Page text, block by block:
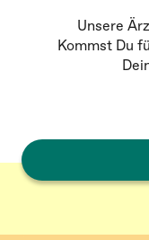
Unsere
Kommst Du